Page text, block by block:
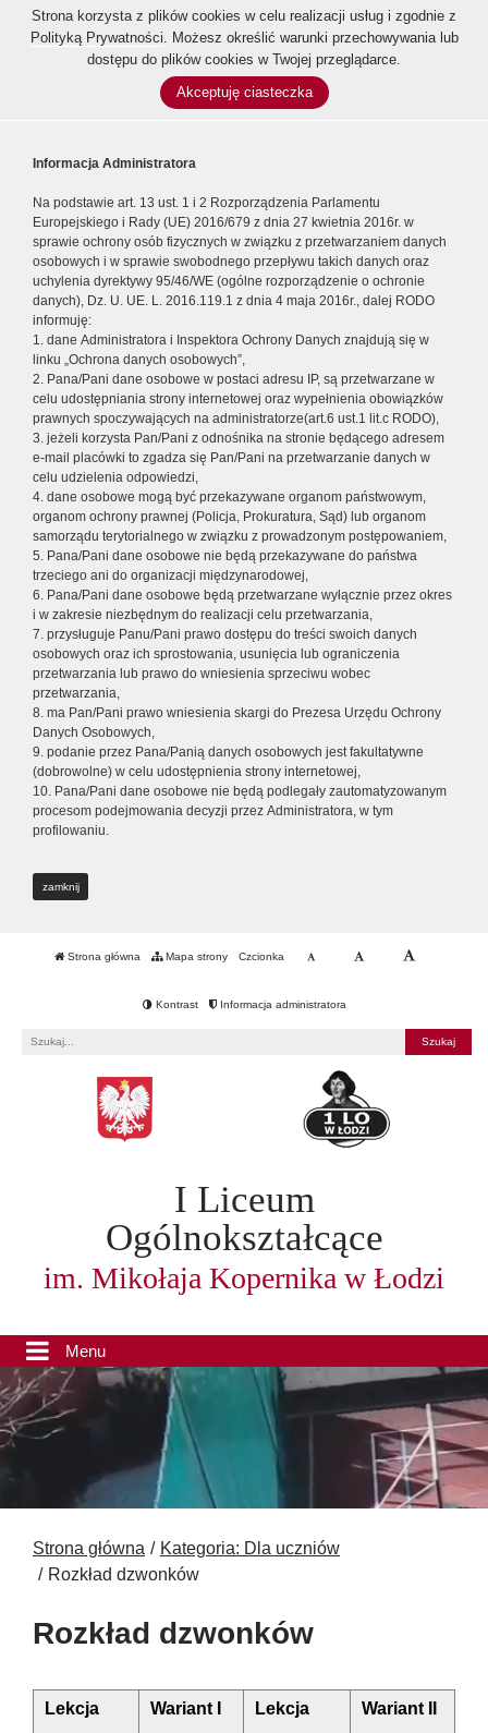
Strona korzysta z plików cookies w celu realizacji usług i zgodnie z
Polityką Prywatności. Możesz określić warunki przechowywania lub
dostępu do plików cookies w Twojej przeglądarce.
Akceptuję ciasteczka
Informacja Administratora
Na podstawie art. 13 ust. 1 i 2 Rozporządzenia Parlamentu
Europejskiego i Rady (UE) 2016/679 z dnia 27 kwietnia 2016r. w
sprawie ochrony osób fizycznych w związku z przetwarzaniem danych
osobowych i w sprawie swobodnego przepływu takich danych oraz
uchylenia dyrektywy 95/46/WE (ogólne rozporządzenie o ochronie
danych), Dz. U. UE. L. 2016.119.1 z dnia 4 maja 2016r., dalej RODO
informuję:
1. dane Administratora i Inspektora Ochrony Danych znajdują się w
linku „Ochrona danych osobowych”,
2. Pana/Pani dane osobowe w postaci adresu IP, są przetwarzane w
celu udostępniania strony internetowej oraz wypełnienia obowiązków
prawnych spoczywających na administratorze(art.6 ust.1 lit.c RODO),
3. jeżeli korzysta Pan/Pani z odnośnika na stronie będącego adresem
e-mail placówki to zgadza się Pan/Pani na przetwarzanie danych w
celu udzielenia odpowiedzi,
4. dane osobowe mogą być przekazywane organom państwowym,
organom ochrony prawnej (Policja, Prokuratura, Sąd) lub organom
samorządu terytorialnego w związku z prowadzonym postępowaniem,
5. Pana/Pani dane osobowe nie będą przekazywane do państwa
trzeciego ani do organizacji międzynarodowej,
6. Pana/Pani dane osobowe będą przetwarzane wyłącznie przez okres
i w zakresie niezbędnym do realizacji celu przetwarzania,
7. przysługuje Panu/Pani prawo dostępu do treści swoich danych
osobowych oraz ich sprostowania, usunięcia lub ograniczenia
przetwarzania lub prawo do wniesienia sprzeciwu wobec
przetwarzania,
8. ma Pan/Pani prawo wniesienia skargi do Prezesa Urzędu Ochrony
Danych Osobowych,
9. podanie przez Pana/Panią danych osobowych jest fakultatywne
(dobrowolne) w celu udostępnienia strony internetowej,
10. Pana/Pani dane osobowe nie będą podlegały zautomatyzowanym
procesom podejmowania decyzji przez Administratora, w tym
profilowaniu.
zamknij
Strona główna Mapa strony Czcionka
Kontrast Informacja administratora
I Liceum
Ogólnokształcące
im. Mikołaja Kopernika w Łodzi
Menu
Strona główna
Kategoria: Dla uczniów
Rozkład dzwonków
Rozkład dzwonków
Lekcja Wariant I Lekcja Wariant II